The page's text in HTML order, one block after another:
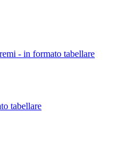
- in formato tabellare
tabellare